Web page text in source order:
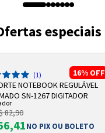
especiais
16% OFF
(1)
NOTEBOOK REGULÁVEL
SN-1267 DIGITADOR
82,90
NO PIX OU BOLETO